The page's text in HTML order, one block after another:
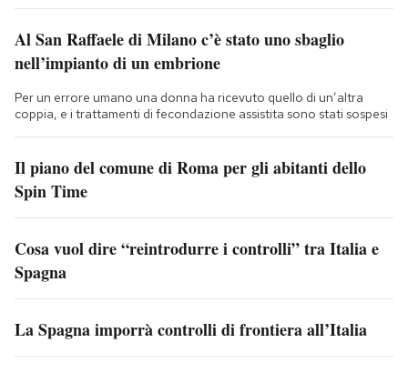
Al San Raffaele di Milano c’è stato uno sbaglio
nell’impianto di un embrione
Per un errore umano una donna ha ricevuto quello di un’altra
coppia, e i trattamenti di fecondazione assistita sono stati sospesi
Il piano del comune di Roma per gli abitanti dello
Spin Time
Cosa vuol dire “reintrodurre i controlli” tra Italia e
Spagna
La Spagna imporrà controlli di frontiera all’Italia